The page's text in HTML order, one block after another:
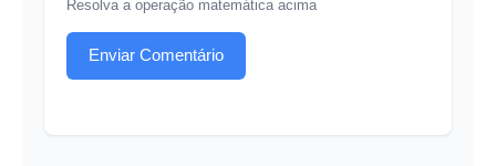
Resolva a operação matemática acima
Enviar Comentário